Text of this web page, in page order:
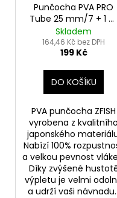
Punčocha PVA PRO
Tube 25 mm/7 + 1 m
Zdarma!
Skladem
164,46 Kč bez DPH
199 Kč
DO KOŠÍKU
PVA punčocha ZFISH
vyrobena z kvalitního
japonského
Nabízí 100%
a velkou pevnost
Díky zvýšené
výpletu je velmi
a udrží vaši